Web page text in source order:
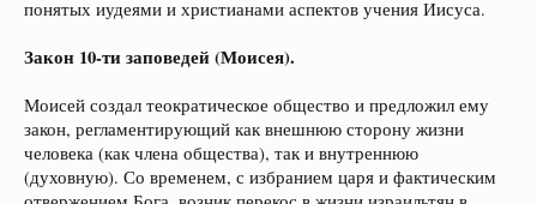
понятых иудеями и христианами аспектов учения Иисуса.
Закон 10-ти заповедей (Моисея).
Моисей создал теократическое общество и предложил ему
закон, регламентирующий как внешнюю сторону жизни
человека (как члена общества), так и внутреннюю
(духовную). Со временем, с избранием царя и фактическим